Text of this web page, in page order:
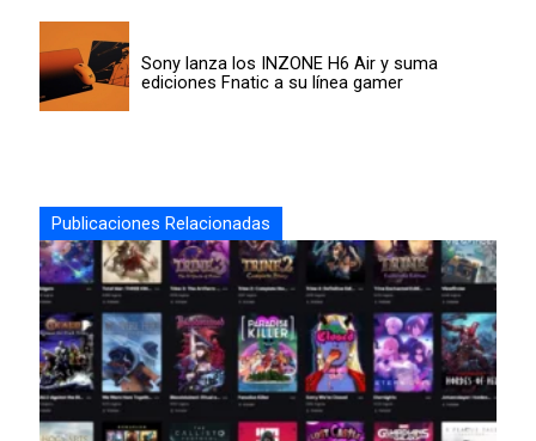
Sony lanza los INZONE H6 Air y suma
ediciones Fnatic a su línea gamer
Publicaciones Relacionadas